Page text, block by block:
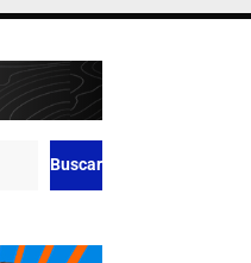
Buscar